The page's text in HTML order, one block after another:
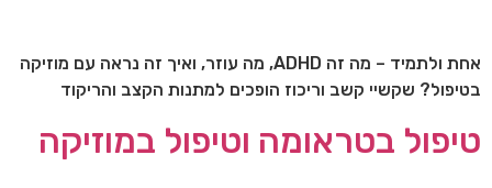
אחת ולתמיד – מה זה ADHD, מה עוזר, ואיך זה נראה עם מוזיקה
בטיפול? שקשיי קשב וריכוז הופכים למתנות הקצב והריקוד
טיפול בטראומה וטיפול במוזיקה